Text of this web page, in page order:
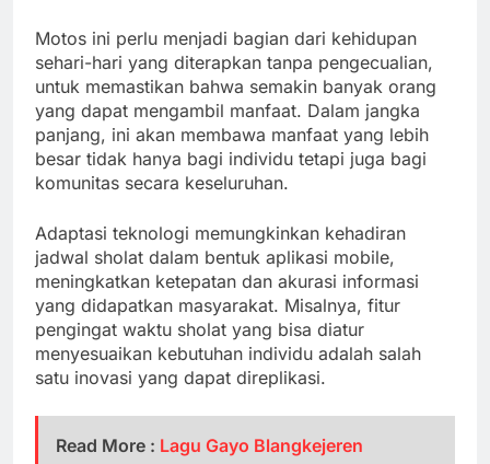
Motos ini perlu menjadi bagian dari kehidupan
sehari-hari yang diterapkan tanpa pengecualian,
untuk memastikan bahwa semakin banyak orang
yang dapat mengambil manfaat. Dalam jangka
panjang, ini akan membawa manfaat yang lebih
besar tidak hanya bagi individu tetapi juga bagi
komunitas secara keseluruhan.
Adaptasi teknologi memungkinkan kehadiran
jadwal sholat dalam bentuk aplikasi mobile,
meningkatkan ketepatan dan akurasi informasi
yang didapatkan masyarakat. Misalnya, fitur
pengingat waktu sholat yang bisa diatur
menyesuaikan kebutuhan individu adalah salah
satu inovasi yang dapat direplikasi.
Read More : Lagu Gayo Blangkejeren